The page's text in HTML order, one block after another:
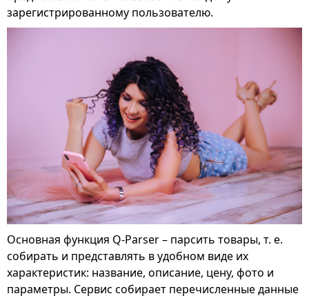
зарегистрированному пользователю.
Основная функция Q-Parser – парсить товары, т. е.
собирать и представлять в удобном виде их
характеристик: название, описание, цену, фото и
параметры. Сервис собирает перечисленные данные